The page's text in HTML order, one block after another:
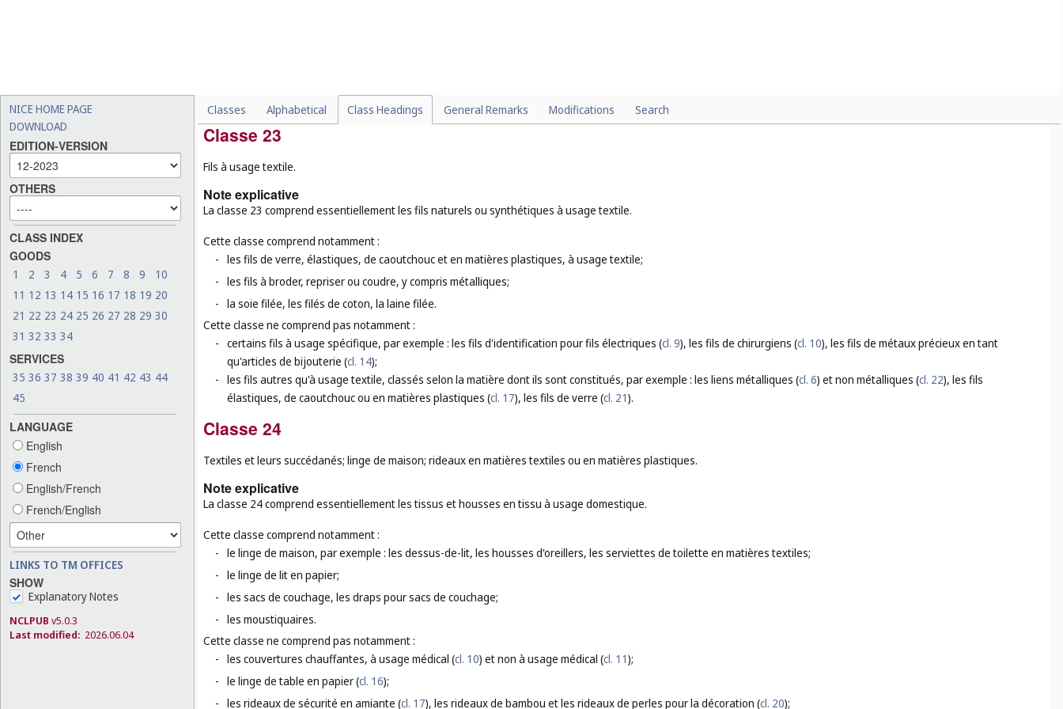
NICE HOME PAGE
DOWNLOAD
EDITION-VERSION
OTHERS
CLASS INDEX
GOODS
1 2 3 4 5 6 7 8 9
10
11 12 13 14 15 16 17 18 19 20
21 22 23 24 25 26 27 28 29 30
31 32 33 34
SERVICES
35 36 37 38 39 40 41 42 43 44
45
LANGUAGE
English
French
English/French
French/English
LINKS TO TM OFFICES
SHOW
Explanatory Notes
NCLPUB v5.0.3
Last modified: 2026.06.04
Classes Alphabetical Class Headings General Remarks Modifications Search
les voiles d'habillement (cl. 25).
Classe 23
Fils à usage textile.
Note explicative
La classe 23 comprend essentiellement les fils naturels ou synthétiques à usage textile.
Cette classe comprend notamment :
- les fils de verre, élastiques, de caoutchouc et en matières plastiques, à usage textile;
- les fils à broder, repriser ou coudre, y compris métalliques;
- la soie filée, les filés de coton, la laine filée.
Cette classe ne comprend pas notamment :
- certains fils à usage spécifique, par exemple : les fils d'identification pour fils électriques (cl. 9), les fils de chirurgiens (cl. 10), les fils de métaux précieux en tant
qu'articles de bijouterie (cl. 14);
- les fils autres qu'à usage textile, classés selon la matière dont ils sont constitués, par exemple : les liens métalliques (cl. 6) et non métalliques (cl. 22), les fils
élastiques, de caoutchouc ou en matières plastiques (cl. 17), les fils de verre (cl. 21).
Classe 24
Textiles et leurs succédanés; linge de maison; rideaux en matières textiles ou en matières plastiques.
Note explicative
La classe 24 comprend essentiellement les tissus et housses en tissu à usage domestique.
Cette classe comprend notamment :
- le linge de maison, par exemple : les dessus-de-lit, les housses d'oreillers, les serviettes de toilette en matières textiles;
- le linge de lit en papier;
- les sacs de couchage, les draps pour sacs de couchage;
- les moustiquaires.
Cette classe ne comprend pas notamment :
- les couvertures chauffantes, à usage médical (cl. 10) et non à usage médical (cl. 11);
- le linge de table en papier (cl. 16);
- les rideaux de sécurité en amiante (cl. 17), les rideaux de bambou et les rideaux de perles pour la décoration (cl. 20);